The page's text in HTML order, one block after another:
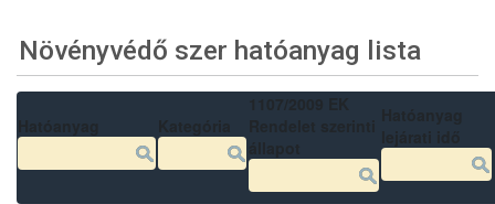
Növényvédő szer hatóanyag lista